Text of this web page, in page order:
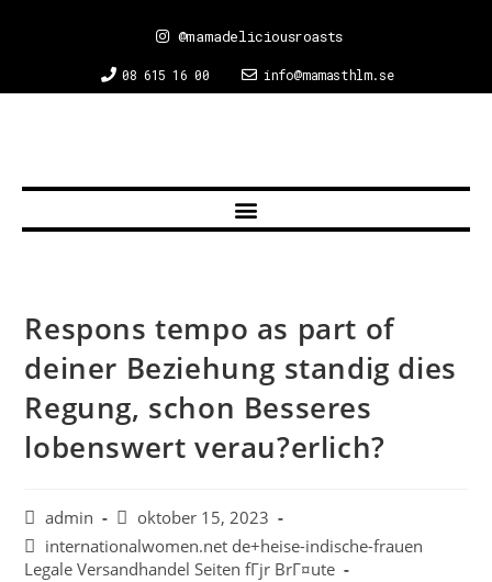
08 615 16 00 info@mamasthlm.se
@mamadeliciousroasts
Respons tempo as part of
deiner Beziehung standig dies
Regung, schon Besseres
lobenswert verau?erlich?
admin
oktober 15, 2023
internationalwomen.net de+heise-indische-frauen
Legale Versandhandel Seiten fГјr BrГ¤ute